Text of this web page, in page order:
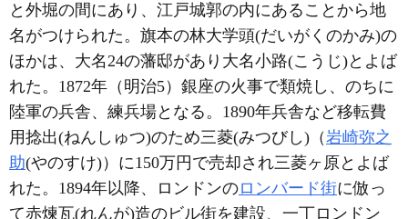
と外堀の間にあり、江戸城郭の内にあることから地
名がつけられた。旗本の林大学頭(だいがくのかみ)の
ほかは、大名24の藩邸があり大名小路(こうじ)とよば
れた。1872年（明治5）銀座の火事で類焼し、のちに
陸軍の兵舎、練兵場となる。1890年兵舎など移転費
用捻出(ねんしゅつ)のため三菱(みつびし)（岩崎弥之
助(やのすけ)）に150万円で売却され三菱ヶ原とよば
れた。1894年以降、ロンドンのロンバード街に倣っ
て赤煉瓦(れんが)造のビル街を建設、一丁ロンドン